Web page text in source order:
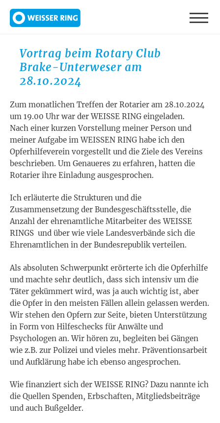
Vortrag beim Rotary Club
Brake-Unterweser am
28.10.2024
Zum monatlichen Treffen der Rotarier am 28.10.2024
um 19.00 Uhr war der WEISSE RING eingeladen.
Nach einer kurzen Vorstellung meiner Person und
meiner Aufgabe im WEISSEN RING habe ich den
Opferhilfeverein vorgestellt und die Ziele des Vereins
beschrieben. Um Genaueres zu erfahren, hatten die
Rotarier ihre Einladung ausgesprochen.
Ich erläuterte die Strukturen und die
Zusammensetzung der Bundesgeschäftsstelle, die
Anzahl der ehrenamtliche Mitarbeiter des WEISSE
RINGS und über wie viele Landesverbände sich die
Ehrenamtlichen in der Bundesrepublik verteilen.
Als absoluten Schwerpunkt erörterte ich die Opferhilfe
und machte sehr deutlich, dass sich intensiv um die
Täter gekümmert wird, was ja auch wichtig ist, aber
die Opfer in den meisten Fällen allein gelassen werden.
Wir stehen den Opfern zur Seite, bieten Unterstützung
in Form von Hilfeschecks für Anwälte und
Psychologen an. Wir hören zu, begleiten bei Gängen
wie z.B. zur Polizei und vieles mehr. Präventionsarbeit
und Aufklärung habe ich ebenso angesprochen.
Wie finanziert sich der WEISSE RING? Dazu nannte ich
die Quellen Spenden, Erbschaften, Mitgliedsbeiträge
und auch Bußgelder.